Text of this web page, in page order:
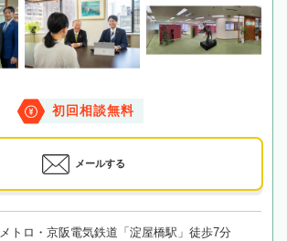
初回相談無料
メールする
トロ・京阪電気鉄道「淀屋橋駅」徒歩7分